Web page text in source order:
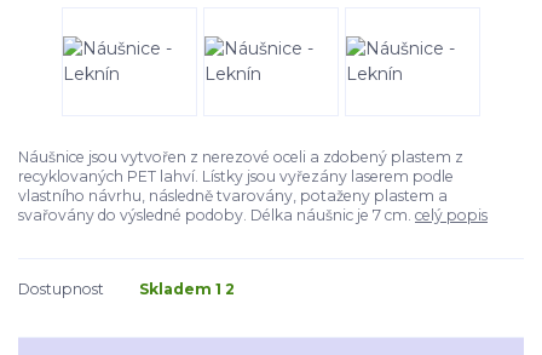
Náušnice jsou vytvořen z nerezové oceli a zdobený plastem z
recyklovaných PET lahví. Lístky jsou vyřezány laserem podle
vlastního návrhu, následně tvarovány, potaženy plastem a
svařovány do výsledné podoby. Délka náušnic je 7 cm. celý popis
Dostupnost Skladem 1 2